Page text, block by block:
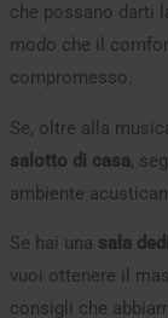
che possano darti
modo che il
compromesso.
Se, oltre alla
salotto di casa,
ambiente
Se hai una sala
vuoi ottenere il
consigli che